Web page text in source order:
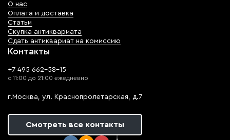
О нас
Оплата и доставка
Статьи
Скупка антиквариата
Сдать антиквариат на комиссию
Контакты
+7 495 662-58-15
с 11:00 до 21:00 ежедневно
г.Москва, ул. Краснопролетарская, д.7
Смотреть все контакты